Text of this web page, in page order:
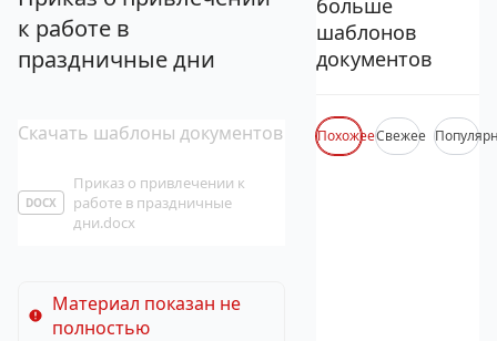
к работе в
праздничные дни
Скачать шаблоны документов
DOCX
Приказ о привлечении к
работе в праздничные
дни.docx
Материал показан не
полностью
больше
шаблонов
документов
ПохожееСвежее